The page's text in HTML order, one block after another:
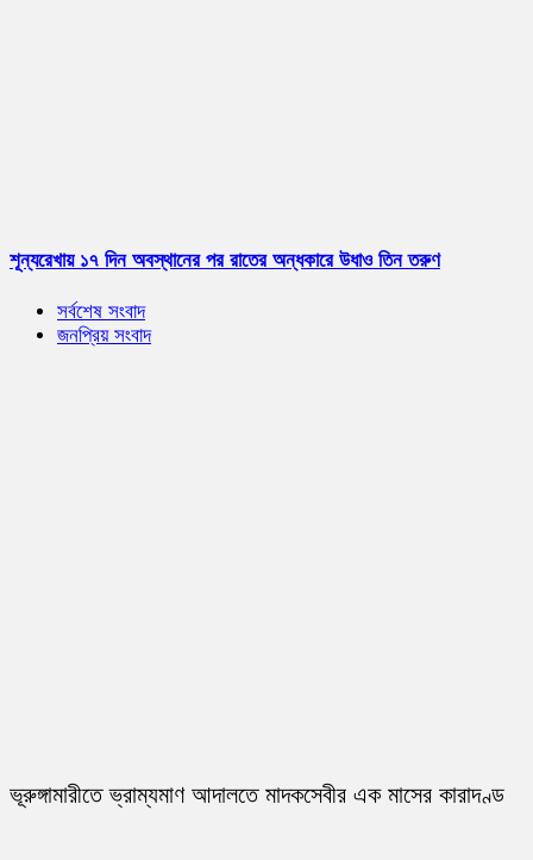
শূন্যরেখায় ১৭ দিন অবস্থানের পর রাতের অন্ধকারে উধাও তিন তরুণ
সর্বশেষ সংবাদ
জনপ্রিয় সংবাদ
ভূরুঙ্গামারীতে ভ্রাম্যমাণ আদালতে মাদকসেবীর এক মাসের কারাদণ্ড